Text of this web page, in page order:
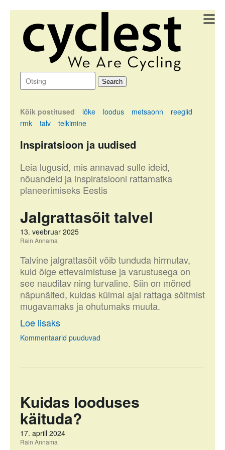
Kõik postitused lõke loodus metsaonn
reeglid
rmk
talv telkimine
Inspiratsioon ja uudised
Leia lugusid, mis annavad sulle ideid,
nõuandeid ja inspiratsiooni rattamatka
planeerimiseks Eestis
Jalgrattasõit talvel
13. veebruar 2025
Rain Annama
Talvine jalgrattasõit võib tunduda hirmutav,
kuid õige ettevalmistuse ja varustusega on
see nauditav ning turvaline. Siin on mõned
näpunäited, kuidas külmal ajal rattaga sõitmist
mugavamaks ja ohutumaks muuta.
Loe lisaks
Kommentaarid puuduvad
Kuidas looduses
käituda?
17. aprill 2024
Rain Annama